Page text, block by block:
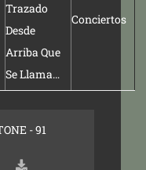
Trazado
Desde
Arriba Que
Se Llama…
Conciertos
- 91